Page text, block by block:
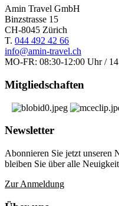
Amin Travel GmbH
Binzstrasse 15
CH-8045 Zürich
T. 044 492 42 66
info@amin-travel.ch
MO-FR: 08:30-12:00 Uhr /
Mitgliedschaften
Newsletter
Abonnieren Sie jetzt unseren
bleiben Sie über alle
Zur Anmeldung